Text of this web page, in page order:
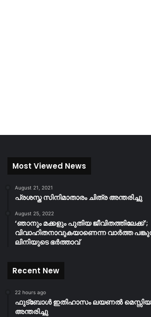
Most Viewed News
August 21, 2021
പ്രശസ്ത സിനിമാതാരം ചിത്ര അന്തരിച്ചു
August 25, 2022
‘ഞാനും മക്കളും പുതിയ ജീവിതത്തിലേക്ക്’;
വിവാഹിതനാവുകയാണെന്ന വാർത്ത
ലിനിയുടെ ഭർത്താവ്
Recent New
22 hours ago
ഫുട്ബോൾ ഇതിഹാസം ലയണൽ
അന്തരിച്ചു